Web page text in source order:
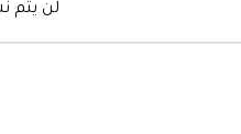
لن يتم